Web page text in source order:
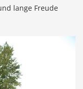
lange Freude